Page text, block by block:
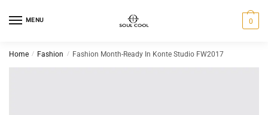
MENU 0
Home / Fashion / Fashion Month-Ready In Konte Studio FW2017